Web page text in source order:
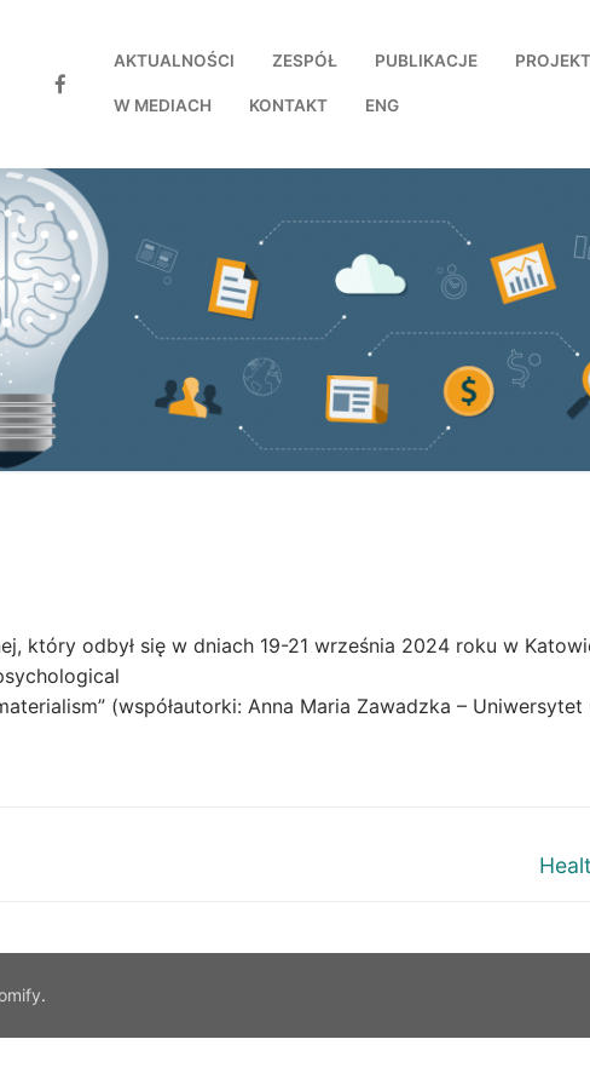
AKTUALNOŚCI ZESPÓŁ PUBLIKACJE
W MEDIACH KONTAKT ENG
który odbył się w dniach 19-21 września 2024 roku w
(współautorki: Anna Maria Zawadzka – Uniwersytet
.